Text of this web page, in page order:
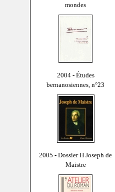
mondes
2004 - Études
bernanosiennes, n°23
2005 - Dossier H Joseph de
Maistre